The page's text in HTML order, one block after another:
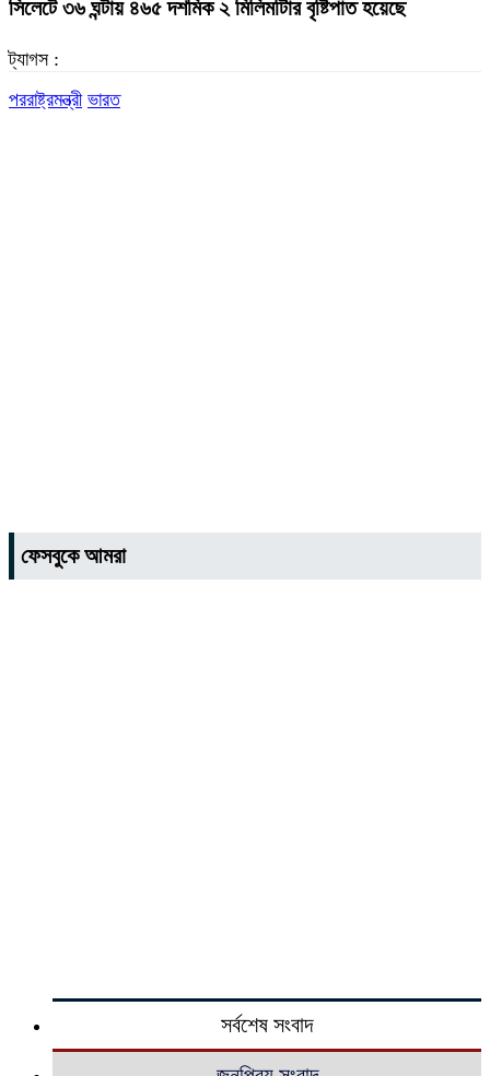
সিলেটে ৩৬ ঘন্টায় ৪৬৫ দশমিক ২ মিলিমটিার বৃষ্টিপাত হয়েছে
ট্যাগস :
পররাষ্ট্রমন্ত্রী ভারত
ফেসবুকে আমরা
সর্বশেষ সংবাদ